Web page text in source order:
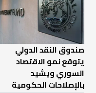
صندوق النقد الدولي
يتوقع نمو الاقتصاد
السوري ويشيد
بالإصلاحات الحكومية